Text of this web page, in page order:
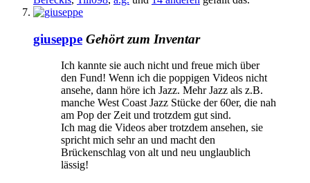
giuseppe Gehört zum Inventar
Ich kannte sie auch nicht und freue mich über
den Fund! Wenn ich die poppigen Videos nicht
ansehe, dann höre ich Jazz. Mehr Jazz als z.B.
manche West Coast Jazz Stücke der 60er, die nah
am Pop der Zeit und trotzdem gut sind.
Ich mag die Videos aber trotzdem ansehen, sie
spricht mich sehr an und macht den
Brückenschlag von alt und neu unglaublich
lässig!